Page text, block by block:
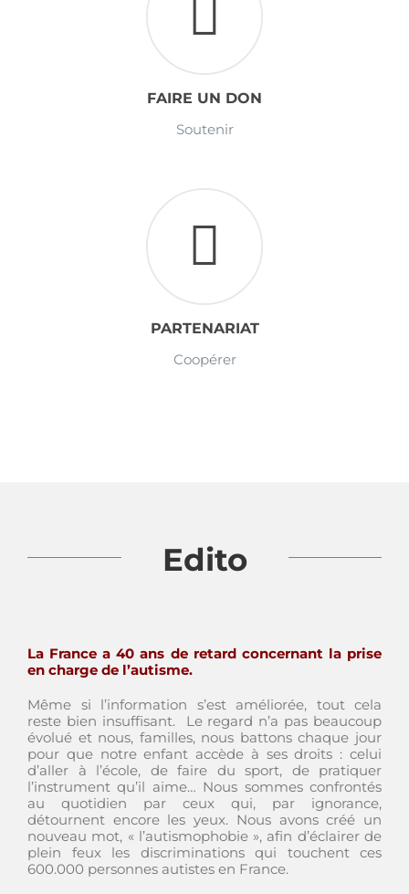
FAIRE UN DON
Soutenir
PARTENARIAT
Coopérer
Edito
La France a 40 ans de retard concernant la prise
en charge de l’autisme.
Même si l’information s’est améliorée, tout cela
reste bien insuffisant. Le regard n’a pas beaucoup
évolué et nous, familles, nous battons chaque jour
pour que notre enfant accède à ses droits : celui
d’aller à l’école, de faire du sport, de pratiquer
l’instrument qu’il aime… Nous sommes confrontés
au quotidien par ceux qui, par ignorance,
détournent encore les yeux. Nous avons créé un
nouveau mot, « l’autismophobie », afin d’éclairer de
plein feux les discriminations qui touchent ces
600.000 personnes autistes en France.